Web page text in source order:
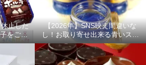
止した
をご紹
【2026年】SNS映え間違いな
し！お取り寄せ出来る青いスイ
ーツ商品をご紹介！